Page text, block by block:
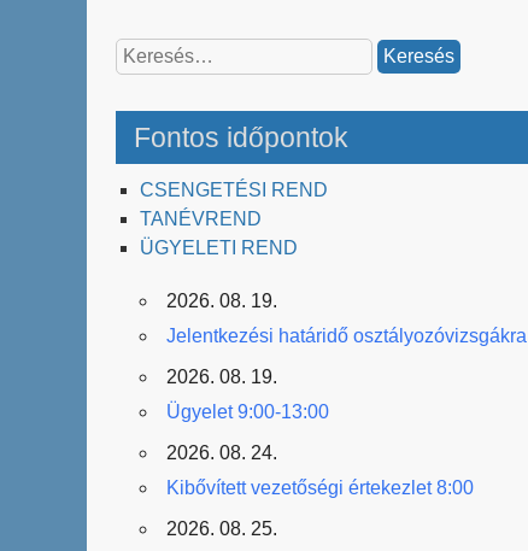
Keresés:
Fontos időpontok
CSENGETÉSI REND
TANÉVREND
ÜGYELETI REND
2026. 08. 19.
Jelentkezési határidő osztályozóvizsgákra
2026. 08. 19.
Ügyelet 9:00-13:00
2026. 08. 24.
Kibővített vezetőségi értekezlet 8:00
2026. 08. 25.